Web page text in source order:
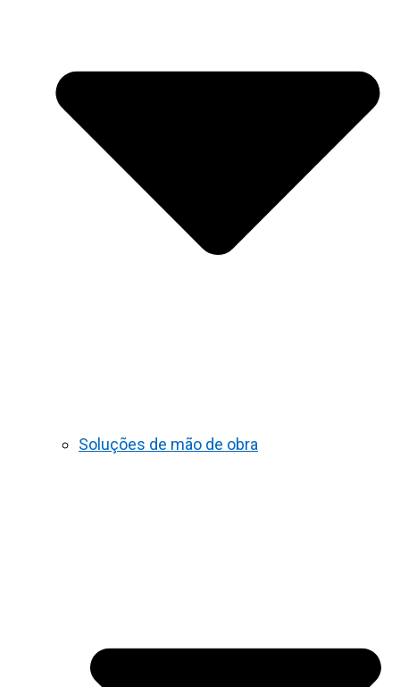
Soluções de mão de obra